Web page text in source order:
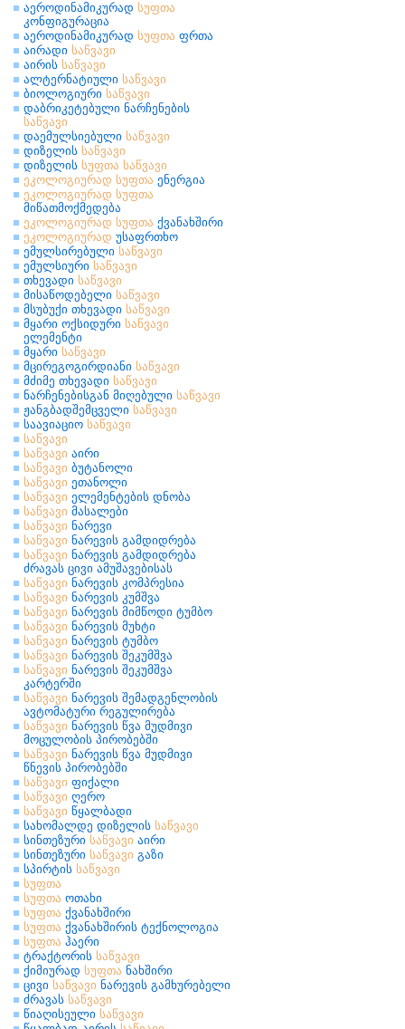
აეროდინამიკურად სუფთა
კონფიგურაცია
აეროდინამიკურად სუფთა ფრთა
აირადი საწვავი
აირის საწვავი
ალტერნატიული საწვავი
ბიოლოგიური საწვავი
დაბრიკეტებული ნარჩენების
საწვავი
დაემულსიებული საწვავი
დიზელის საწვავი
დიზელის სუფთა საწვავი
ეკოლოგიურად სუფთა ენერგია
ეკოლოგიურად სუფთა
მიწათმოქმედება
ეკოლოგიურად სუფთა ქვანახშირი
ეკოლოგიურად უსაფრთხო
ემულსირებული საწვავი
ემულსიური საწვავი
თხევადი საწვავი
მისაწოდებელი საწვავი
მსუბუქი თხევადი საწვავი
მყარი ოქსიდური საწვავი
ელემენტი
მყარი საწვავი
მცირეგოგირდიანი საწვავი
მძიმე თხევადი საწვავი
ნარჩენებისგან მიღებული საწვავი
ჟანგბადშემცველი საწვავი
საავიაციო საწვავი
საწვავი
საწვავი აირი
საწვავი ბუტანოლი
საწვავი ეთანოლი
საწვავი ელემენტების დნობა
საწვავი მასალები
საწვავი ნარევი
საწვავი ნარევის გამდიდრება
საწვავი ნარევის გამდიდრება
ძრავას ცივი ამუშავებისას
საწვავი ნარევის კომპრესია
საწვავი ნარევის კუმშვა
საწვავი ნარევის მიმწოდი ტუმბო
საწვავი ნარევის მუხტი
საწვავი ნარევის ტუმბო
საწვავი ნარევის შეკუმშვა
საწვავი ნარევის შეკუმშვა
კარტერში
საწვავი ნარევის შემადგენლობის
ავტომატური რეგულირება
საწვავი ნარევის წვა მუდმივი
მოცულობის პირობებში
საწვავი ნარევის წვა მუდმივი
წნევის პირობებში
საწვავი ფიქალი
საწვავი ღერო
საწვავი წყალბადი
სახომალდე დიზელის საწვავი
სინთეზური საწვავი აირი
სინთეზური საწვავი გაზი
სპირტის საწვავი
სუფთა
სუფთა ოთახი
სუფთა ქვანახშირი
სუფთა ქვანახშირის ტექნოლოგია
სუფთა ჰაერი
ტრაქტორის საწვავი
ქიმიურად სუფთა ნახშირი
ცივი საწვავი ნარევის გამხურებელი
ძრავას საწვავი
წიაღისეული საწვავი